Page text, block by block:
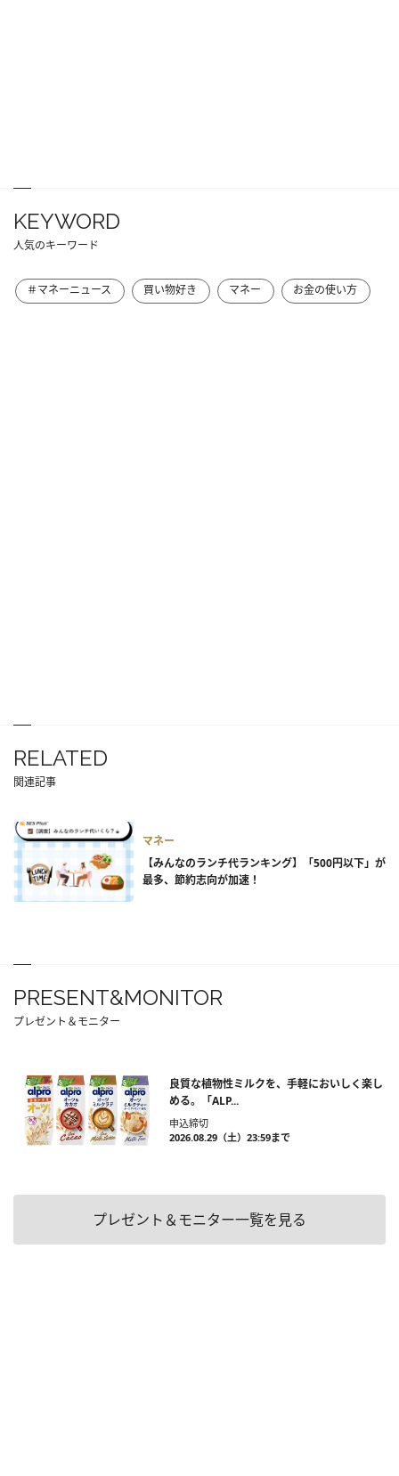
KEYWORD
人気のキーワード
＃マネーニュース 買い物好き マネー お金の使い方
RELATED
関連記事
マネー
【みんなのランチ代ランキング】「500円以下」が
最多、節約志向が加速！
PRESENT&MONITOR
プレゼント＆モニター
良質な植物性ミルクを、手軽においしく楽し
める。「ALP...
申込締切
2026.08.29（土）23:59まで
プレゼント＆モニター一覧を見る